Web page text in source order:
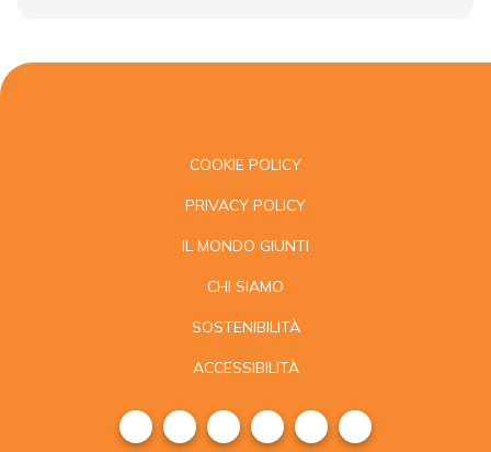
COOKIE POLICY
PRIVACY POLICY
IL MONDO GIUNTI
CHI SIAMO
SOSTENIBILITÀ
ACCESSIBILITÀ